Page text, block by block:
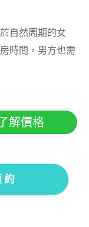
自然周期的女
時間，男方也需
解價格